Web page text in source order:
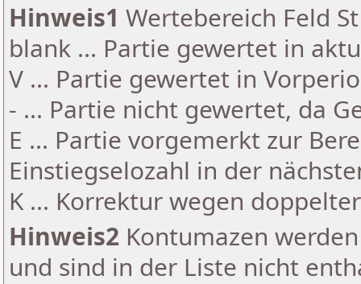
Hinweis1 Wertebereich Feld
blank ... Partie gewertet in
V ... Partie gewertet in
- ... Partie nicht gewertet, da
E ... Partie vorgemerkt zur
Einstiegselozahl in der
K ... Korrektur wegen
Hinweis2 Kontumazen
und sind in der Liste nicht